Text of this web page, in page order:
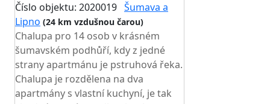
Číslo objektu: 2020019 Šumava a
Lipno (24 km vzdušnou čarou)
Chalupa pro 14 osob v krásném
šumavském podhůří, kdy z jedné
strany apartmánu je pstruhová řeka.
Chalupa je rozdělena na dva
apartmány s vlastní kuchyní, je tak